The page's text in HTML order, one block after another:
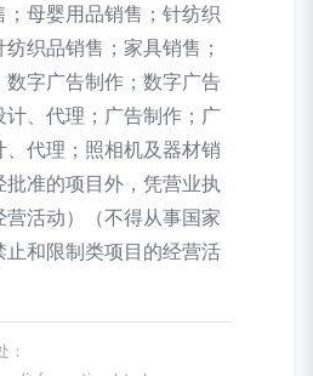
母婴用品销售；针纺织
织品销售；家具销售；
数字广告制作；数字广告
、代理；广告制作；广
代理；照相机及器材销
准的项目外，凭营业执
活动）（不得从事国家
和限制类项目的经营活
：